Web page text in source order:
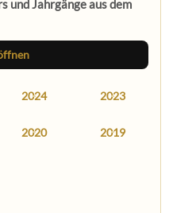
und Jahrgänge aus dem
2024 2023
2020 2019